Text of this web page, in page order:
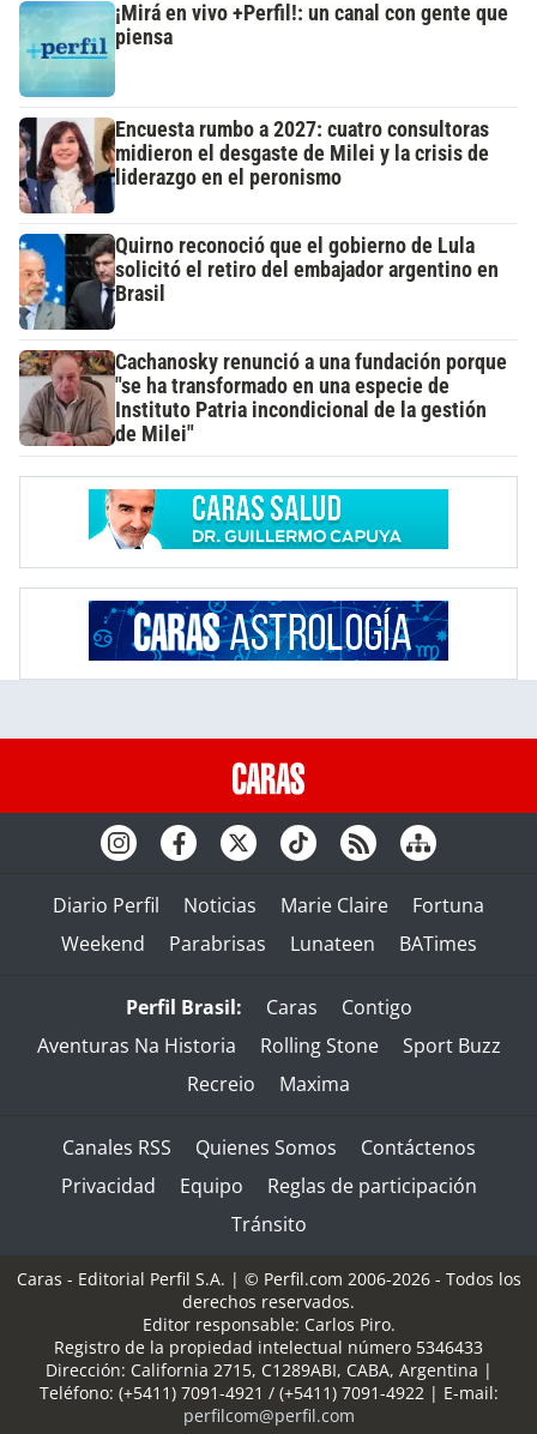
¡Mirá en vivo +Perfil!: un canal con gente que
piensa
Encuesta rumbo a 2027: cuatro consultoras
midieron el desgaste de Milei y la crisis de
liderazgo en el peronismo
Quirno reconoció que el gobierno de Lula
solicitó el retiro del embajador argentino en
Brasil
Cachanosky renunció a una fundación porque
"se ha transformado en una especie de
Instituto Patria incondicional de la gestión
de Milei"
Diario Perfil Noticias Marie Claire
Fortuna
Weekend
Parabrisas Lunateen BATimes
Perfil Brasil: Caras
Contigo
Aventuras Na Historia
Rolling Stone
Sport Buzz
Recreio
Maxima
Canales RSS Quienes Somos
Contáctenos
Privacidad
Equipo
Reglas de participación
Tránsito
Caras - Editorial Perfil S.A. | © Perfil.com 2006-2026 - Todos los
derechos reservados.
Editor responsable: Carlos Piro.
Registro de la propiedad intelectual número 5346433
Dirección: California 2715, C1289ABI, CABA, Argentina |
Teléfono: (+5411) 7091-4921 / (+5411) 7091-4922| E-mail:
perfilcom@perfil.com